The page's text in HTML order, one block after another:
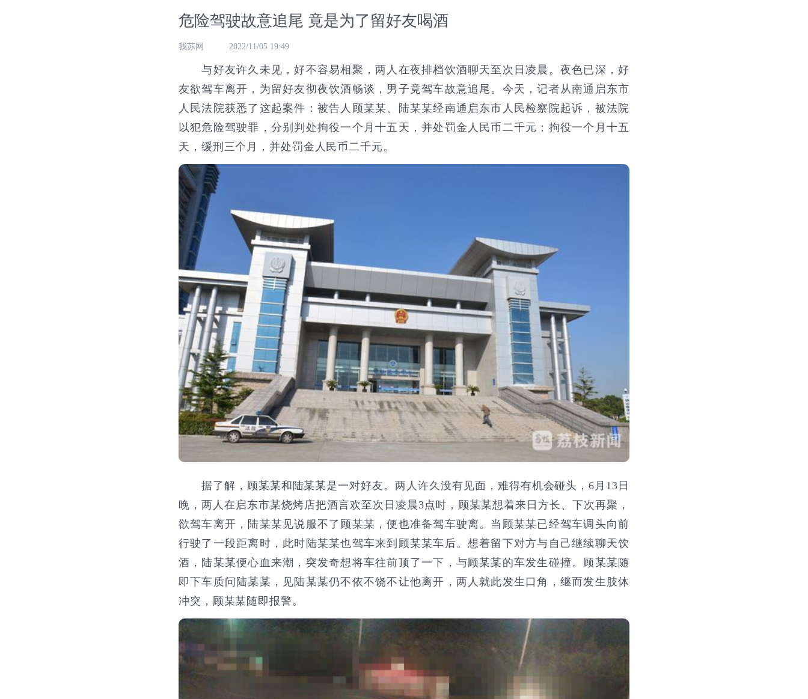
危险驾驶故意追尾 竟是为了留好友喝酒
我苏网 2022/11/05 19:49
与好友许久未见，好不容易相聚，两人在夜排档饮酒聊天至次日凌晨。夜色已深，好
友欲驾车离开，为留好友彻夜饮酒畅谈，男子竟驾车故意追尾。今天，记者从南通启东市
人民法院获悉了这起案件：被告人顾某某、陆某某经南通启东市人民检察院起诉，被法院
以犯危险驾驶罪，分别判处拘役一个月十五天，并处罚金人民币二千元；拘役一个月十五
天，缓刑三个月，并处罚金人民币二千元。
据了解，顾某某和陆某某是一对好友。两人许久没有见面，难得有机会碰头，6月13日
晚，两人在启东市某烧烤店把酒言欢至次日凌晨3点时，顾某某想着来日方长、下次再聚，
欲驾车离开，陆某某见说服不了顾某某，便也准备驾车驶离。当顾某某已经驾车调头向前
行驶了一段距离时，此时陆某某也驾车来到顾某某车后。想着留下对方与自己继续聊天饮
酒，陆某某便心血来潮，突发奇想将车往前顶了一下，与顾某某的车发生碰撞。顾某某随
即下车质问陆某某，见陆某某仍不依不饶不让他离开，两人就此发生口角，继而发生肢体
冲突，顾某某随即报警。